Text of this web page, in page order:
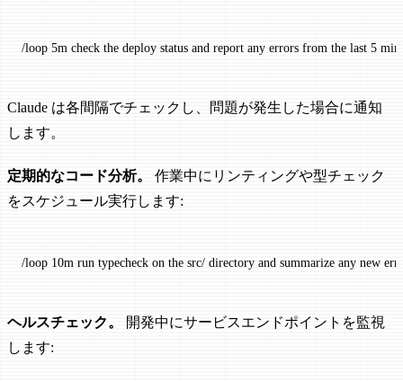
/loop 5m check the deploy status and report any errors from the last 5
Claude は各間隔でチェックし、問題が発生した場合に通知
します。
定期的なコード分析。
作業中にリンティングや型チェック
をスケジュール実行します:
/loop 10m run typecheck on the src/ directory and summarize any new
ヘルスチェック。
開発中にサービスエンドポイントを監視
します: